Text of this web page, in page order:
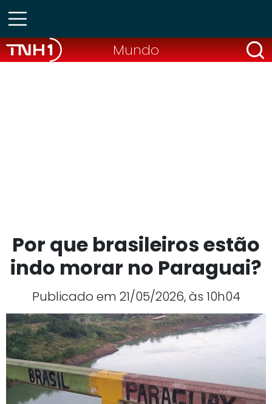
Mundo
Por que brasileiros estão
indo morar no Paraguai?
Publicado em 21/05/2026, às 10h04